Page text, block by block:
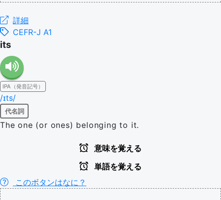
詳細
CEFR-J A1
its
IPA（発音記号）
/ɪts/
代名詞
The one (or ones) belonging to it.
意味を覚える
単語を覚える
このボタンはなに？